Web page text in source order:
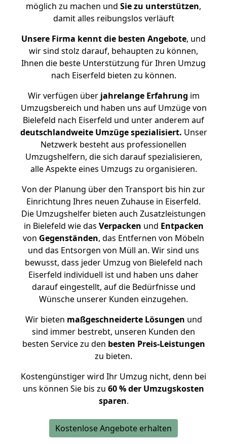
möglich zu machen und Sie zu unterstützen,
damit alles reibungslos verläuft
Unsere Firma kennt die besten Angebote, und
wir sind stolz darauf, behaupten zu können,
Ihnen die beste Unterstützung für Ihren Umzug
nach Eiserfeld bieten zu können.
Wir verfügen überjahrelange Erfahrung im
Umzugsbereich und haben uns auf Umzüge von
Bielefeld nach Eiserfeld und unter anderem auf
deutschlandweite Umzüge spezialisiert. Unser
Netzwerk besteht aus professionellen
Umzugshelfern, die sich darauf spezialisieren,
alle Aspekte eines Umzugs zu organisieren.
Von der Planung über den Transport bis hin zur
Einrichtung Ihres neuen Zuhause in Eiserfeld.
Die Umzugshelfer bieten auch Zusatzleistungen
in Bielefeld wie das Verpacken und Entpacken
von Gegenständen, das Entfernen von Möbeln
und das Entsorgen von Müll an. Wir sind uns
bewusst, dass jeder Umzug von Bielefeld nach
Eiserfeld individuell ist und haben uns daher
darauf eingestellt, auf die Bedürfnisse und
Wünsche unserer Kunden einzugehen.
Wir bieten maßgeschneiderte Lösungen und
sind immer bestrebt, unseren Kunden den
besten Service zu den besten Preis-Leistungen
zu bieten.
Kostengünstiger wird Ihr Umzug nicht, denn bei
uns können Sie bis zu 60 % der Umzugskosten
sparen.
Kostenlose Angebote erhalten